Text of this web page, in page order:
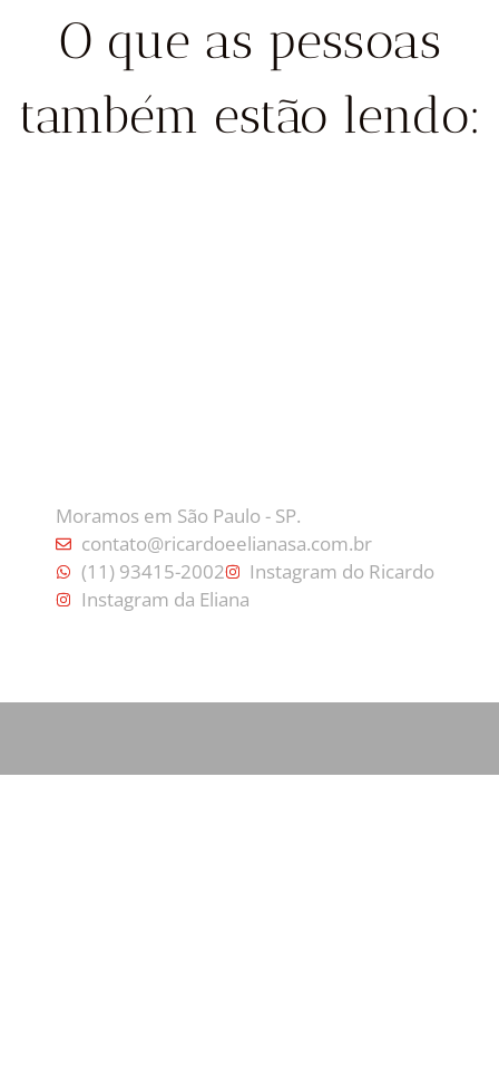
O que as pessoas
também estão lendo:
Moramos em São Paulo - SP.
contato@ricardoeelianasa.com.br
(11) 93415-2002
Instagram do Ricardo
Instagram da Eliana